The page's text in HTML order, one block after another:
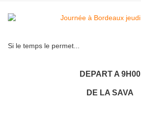
Si le temps le permet...
DEPART A 9H00
DE LA SAVA